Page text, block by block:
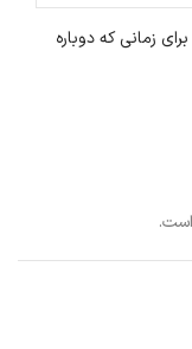
زمانی که دوباره